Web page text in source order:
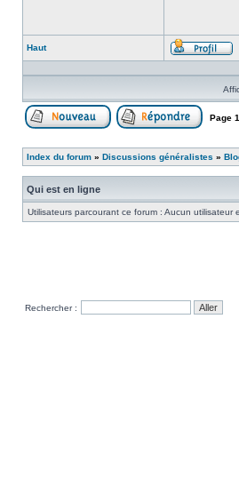
Haut
Page 1
Index du forum » Discussions généralistes »
Qui est en ligne
Utilisateurs parcourant ce forum : Aucun utilisateur
Rechercher :